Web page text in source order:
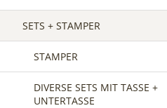
SETS + STAMPER
STAMPER
DIVERSE SETS MIT TASSE +
UNTERTASSE